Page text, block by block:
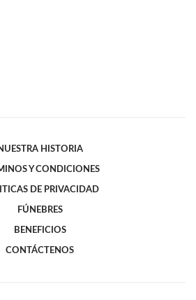
HISTORIA
Y CONDICIONES
DE PRIVACIDAD
FÚNEBRES
BENEFICIOS
CONTÁCTENOS